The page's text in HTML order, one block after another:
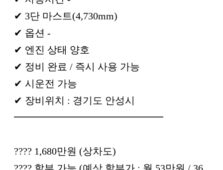
✔ 3단 마스트(4,730mm)
✔ 옵션 -
✔ 엔진 상태 양호
✔ 정비 완료 / 즉시 사용 가능
✔ 시운전 가능
✔ 장비위치 : 경기도 안성시
━━━━━━━━━━━━━━━
???? 1,680만원 (상차도)
???? 할부 가능 (예상 할부가 : 월 53만원 / 36